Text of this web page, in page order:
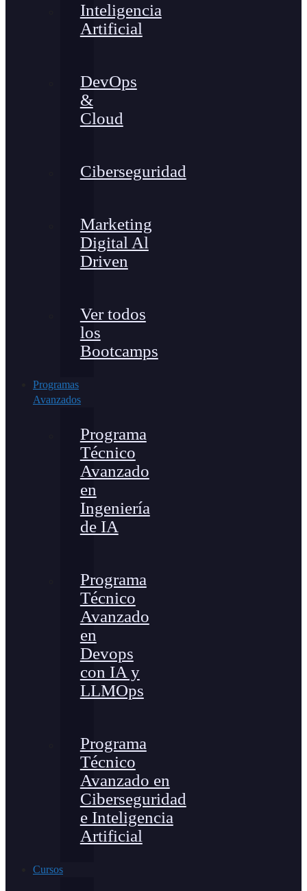
Inteligencia
Artificial
DevOps
&
Cloud
Ciberseguridad
Marketing
Digital Al
Driven
Ver todos
los
Bootcamps
Programas
Avanzados
Programa
Técnico
Avanzado
en
Ingeniería
de IA
Programa
Técnico
Avanzado
en
Devops
con IA y
LLMOps
Programa
Técnico
Avanzado en
Ciberseguridad
e Inteligencia
Artificial
Cursos